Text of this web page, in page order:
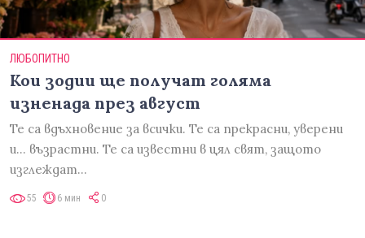
ЛЮБОПИТНО
Кои зодии ще получат голяма
изненада през август
Те са вдъхновение за всички. Те са прекрасни, уверени
и... възрастни. Те са известни в цял свят, защото
изглеждат…
55 6 мин 0